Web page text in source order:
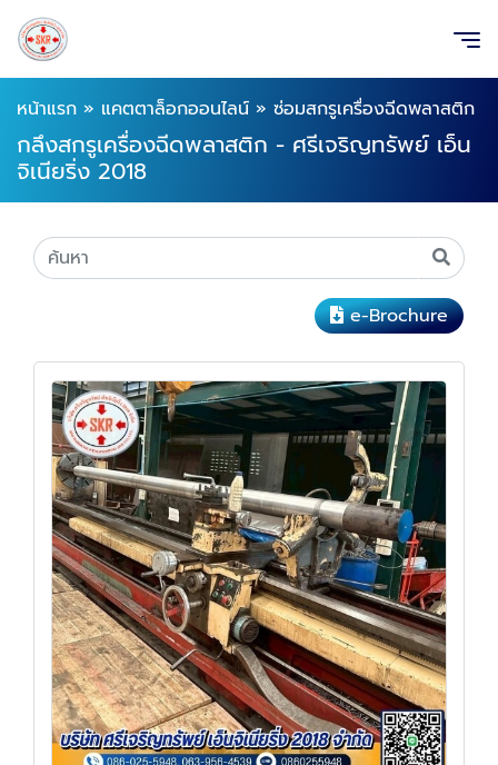
หน้าแรก » แคตตาล็อกออนไลน์ » ซ่อมสกรูเครื่องฉีดพลาสติก
กลึงสกรูเครื่องฉีดพลาสติก - ศรีเจริญทรัพย์ เอ็น
จิเนียริ่ง 2018
e-Brochure